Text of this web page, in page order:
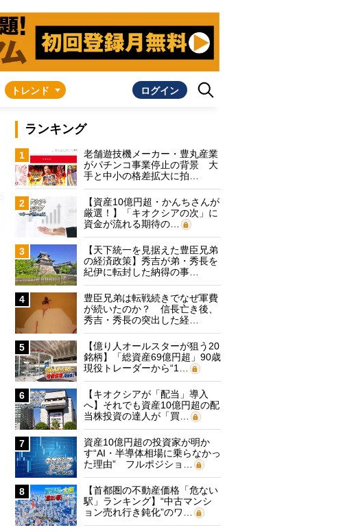
トレンド ログイン
ランキング
1
老舗遊技機メーカー・豊丸産業
がパチンコ事業停止の背景 大
手と中小の格差拡大に拍…
2
【資産10億円超・かんちさんが
厳選！】「キオクシアの次」に
資金が流れる期待の…
3
【天下統一を見据えた豊臣兄弟
の経済政策】秀吉が弟・秀長を
紀伊に転封した納得の事…
4
豊臣兄弟は転戦続きでなぜ軍費
が続いたのか？ 信長亡き後、
秀吉・秀長の突出した経…
5
【億り人オールスターが狙う20
銘柄】「総資産69億円超」90歳
現役トレーダーから“1…
6
【キオクシアが「配当」導入
へ】それでも資産10億円超の配
当株投資の達人が「買…
7
資産10億円超の投資家が明か
す“AI・半導体相場に乗らなかっ
た理由” フルポジショ…
8
【首都圏の不動産価格「危ない
駅」ランキング】“中古マンシ
ョン売れ行き鈍化”のワ…